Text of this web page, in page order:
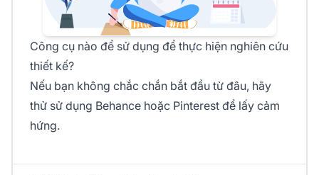
Công cụ nào để sử dụng để thực hiện nghiên cứu
thiết kế?
Nếu bạn không chắc chắn bắt đầu từ đâu, hãy
thử sử dụng Behance hoặc Pinterest để lấy cảm
hứng.